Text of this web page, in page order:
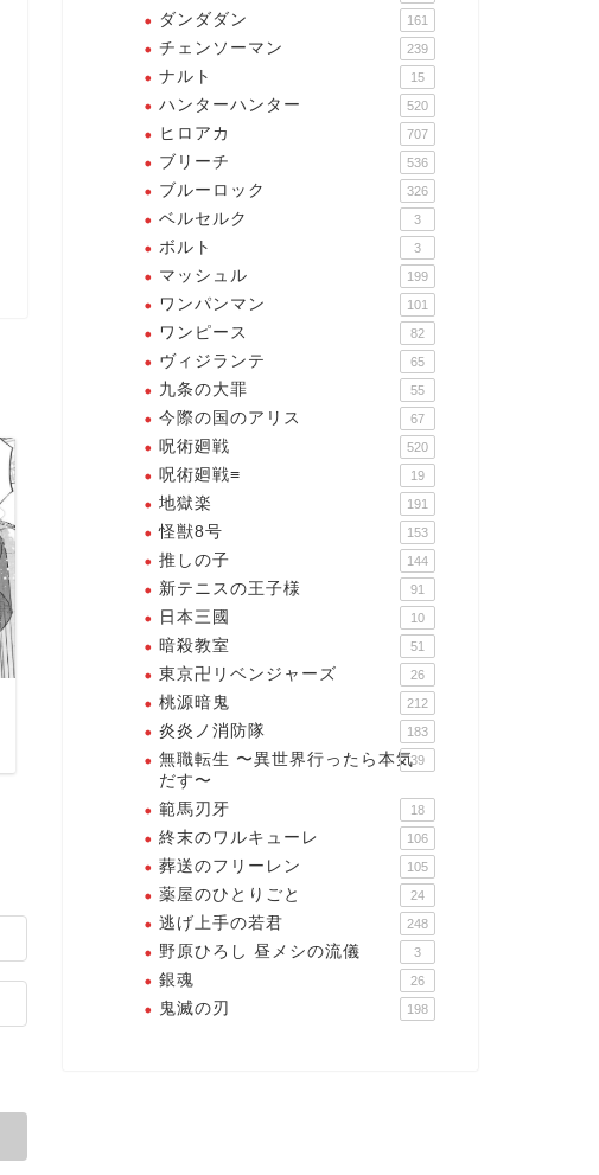
いつもいつも・・・ボクだけ
が・・・不幸だ・・・ど畜
2025年12月27日
終末のワルキューレ
私は・・・正しき者を守るため
ー・・・神に堕ちよう
ダンダダン 161
チェンソーマン 239
ナルト 15
ハンターハンター 520
ヒロアカ 707
ブリーチ 536
ブルーロック 326
ベルセルク 3
ボルト 3
マッシュル 199
ワンパンマン 101
ワンピース 82
ヴィジランテ 65
九条の大罪 55
今際の国のアリス 67
呪術廻戦 520
呪術廻戦≡ 19
地獄楽 191
怪獣8号 153
推しの子 144
新テニスの王子様 91
日本三國 10
暗殺教室 51
東京卍リベンジャーズ 26
桃源暗鬼 212
炎炎ノ消防隊 183
無職転生 〜異世界行ったら本気
だす〜
39
範馬刃牙 18
終末のワルキューレ 106
葬送のフリーレン 105
薬屋のひとりごと 24
逃げ上手の若君 248
野原ひろし 昼メシの流儀 3
銀魂 26
鬼滅の刃 198